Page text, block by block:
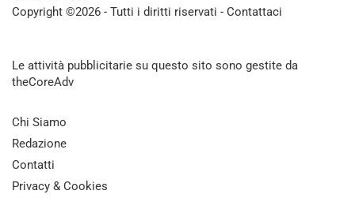
Copyright ©2026 - Tutti i diritti riservati - Contattaci
Le attività pubblicitarie su questo sito sono gestite da
theCoreAdv
Chi Siamo
Redazione
Contatti
Privacy & Cookies